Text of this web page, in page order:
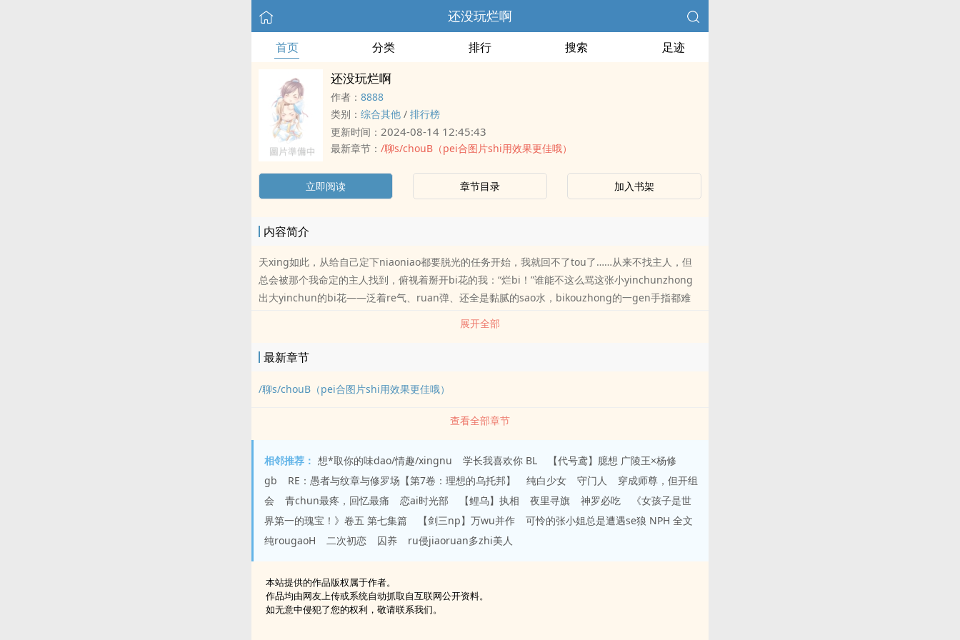
还没玩烂啊
首页 分类 排行 搜索 足迹
还没玩烂啊
作者： 8888
类别： 综合其他 / 排行榜
更新时间： 2024-08-14 12:45:43
最新章节： /聊s/chouB（pei合图片shi用效果更佳哦）
立即阅读 章节目录 加入书架
内容简介
天xing如此，从给自己定下niaoniao都要脱光的任务开始，我就回不了tou了……从来不找主人，但
总会被那个我命定的主人找到，俯视着掰开bi花的我：“烂bi！”谁能不这么骂这张小yinchunzhong
出大yinchun的bi花——泛着re气、ruan弹、还全是黏腻的sao水，bikouzhong的一gen手指都难
展开全部
最新章节
/聊s/chouB（pei合图片shi用效果更佳哦）
查看全部章节
相邻推荐： 想*取你的味dao/情趣/xingnu 学长我喜欢你 BL
【代号鸢】臆想 广陵王×杨修
gb
RE：愚者与纹章与修罗场【第7卷：理想的乌托邦】 纯白少女 守门人
穿成师尊，但开组
会
青chun最疼，回忆最痛 恋ai时光部 【鲤乌】执相 夜里寻旗 神罗必吃
《女孩子是世
界第一的瑰宝！》卷五 第七集篇
【剑三np】万wu并作
可怜的张小姐总是遭遇se狼 NPH 全文
纯rougaoH
二次初恋 囚养 ru侵jiaoruan多zhi美人
本站提供的作品版权属于作者。
作品均由网友上传或系统自动抓取自互联网公开资料。
如无意中侵犯了您的权利，敬请联系我们。